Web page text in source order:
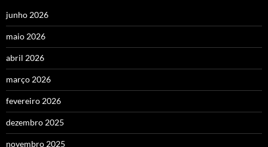
junho 2026
maio 2026
abril 2026
março 2026
fevereiro 2026
dezembro 2025
novembro 2025